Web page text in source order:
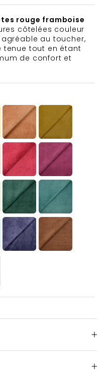
rouge framboise
côtelées couleur
au toucher,
tenue tout en étant
de confort et